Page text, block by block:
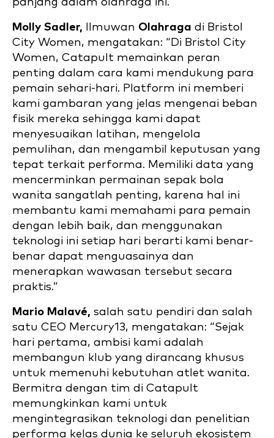
Molly Sadler, Ilmuwan Olahraga di Bristol
City Women, mengatakan: “Di Bristol City
Women, Catapult memainkan peran
penting dalam cara kami mendukung para
pemain sehari-hari. Platform ini memberi
kami gambaran yang jelas mengenai beban
fisik mereka sehingga kami dapat
menyesuaikan latihan, mengelola
pemulihan, dan mengambil keputusan yang
tepat terkait performa. Memiliki data yang
mencerminkan permainan sepak bola
wanita sangatlah penting, karena hal ini
membantu kami memahami para pemain
dengan lebih baik, dan menggunakan
teknologi ini setiap hari berarti kami benar-
benar dapat menguasainya dan
menerapkan wawasan tersebut secara
praktis.”
Mario Malavé, salah satu pendiri dan salah
satu CEO Mercury13, mengatakan: “Sejak
hari pertama, ambisi kami adalah
membangun klub yang dirancang khusus
untuk memenuhi kebutuhan atlet wanita.
Bermitra dengan tim di Catapult
memungkinkan kami untuk
mengintegrasikan teknologi dan penelitian
performa kelas dunia ke seluruh ekosistem